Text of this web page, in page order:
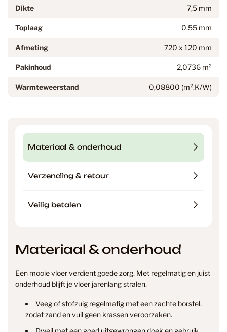
Dikte 7,5 mm
Toplaag 0,55 mm
Afmeting 720 x 120 mm
Pakinhoud 2,0736 m²
Warmteweerstand 0,08800 (m².K/W)
Materiaal & onderhoud
Verzending & retour
Veilig betalen
Materiaal & onderhoud
Een mooie vloer verdient goede zorg. Met regelmatig en juist
onderhoud blijft je vloer jarenlang stralen.
Veeg of stofzuig regelmatig met een zachte borstel,
zodat zand en vuil geen krassen veroorzaken.